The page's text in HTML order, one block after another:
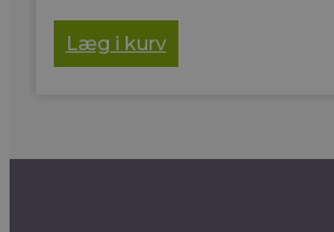
Læg i kurv